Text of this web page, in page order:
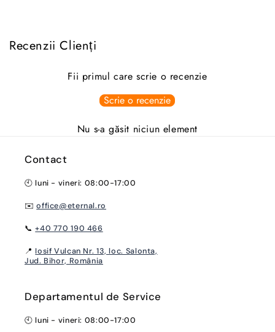
Recenzii Clienți
Fii primul care scrie o recenzie
Scrie o recenzie
Nu s-a găsit niciun element
Contact
🕙 luni - vineri: 08:00-17:00
✉️office@eternal.ro
📞+40 770 190 466
📍 Iosif Vulcan Nr. 13, loc. Salonta,
Jud. Bihor, România
Departamentul de Service
🕙 luni - vineri: 08:00-17:00